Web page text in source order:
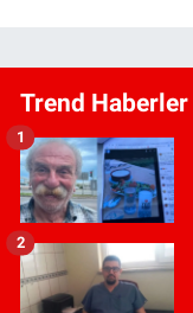
Trend Haberler
1
2